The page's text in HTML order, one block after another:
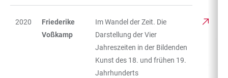
2020
Friederike
Voßkamp
Im Wandel der Zeit. Die
Darstellung der Vier
Jahreszeiten in der Bildenden
Kunst des 18. und frühen 19.
Jahrhunderts